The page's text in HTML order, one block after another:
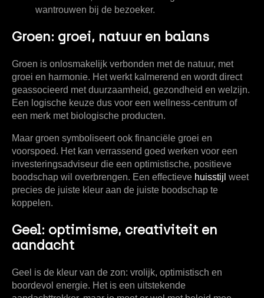
wantrouwen bij de bezoeker.
Groen: groei, natuur en balans
Groen is onlosmakelijk verbonden met de natuur, met
groei en harmonie. Het werkt kalmerend en wordt direct
geassocieerd met duurzaamheid, gezondheid en welzijn.
Een logische keuze dus voor een wellness-centrum of
een merk met biologische producten.
Maar groen symboliseert ook financiële groei en
voorspoed. Het kan verrassend goed werken voor een
investeringsadviseur die een optimistische, positieve
boodschap wil overbrengen. Een effectieve huisstijl weet
precies de juiste kleur aan de juiste boodschap te
koppelen.
Geel: optimisme, creativiteit en
aandacht
Geel is de kleur van de zon: vrolijk, optimistisch en
boordevol energie. Het is een uitstekende